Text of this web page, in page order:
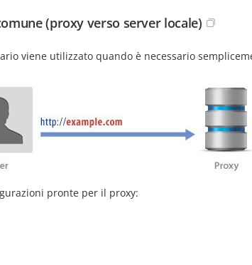
(proxy verso server locale)
viene utilizzato quando è necessario
pronte per il proxy: